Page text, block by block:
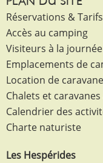
Réservations & Tarifs
Accès au camping
Visiteurs à la journée
Emplacements de
Location de
Chalets et caravanes
Calendrier des
Charte naturiste
Les Hespérides